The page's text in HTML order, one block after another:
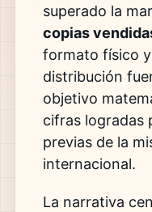
superado la
copias
formato físico
distribución
objetivo
cifras logradas
previas de la
internacional.
La narrativa